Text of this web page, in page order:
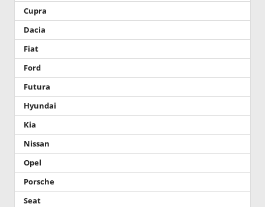
Cupra
Dacia
Fiat
Ford
Futura
Hyundai
Kia
Nissan
Opel
Porsche
Seat